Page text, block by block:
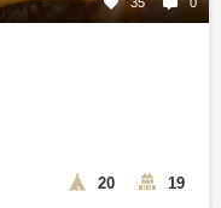
20 19